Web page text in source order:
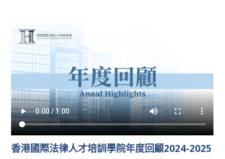
香港國際法律人才培訓學院年度回顧2024-2025